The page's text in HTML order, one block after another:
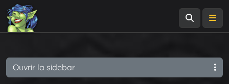
Ouvrir la sidebar